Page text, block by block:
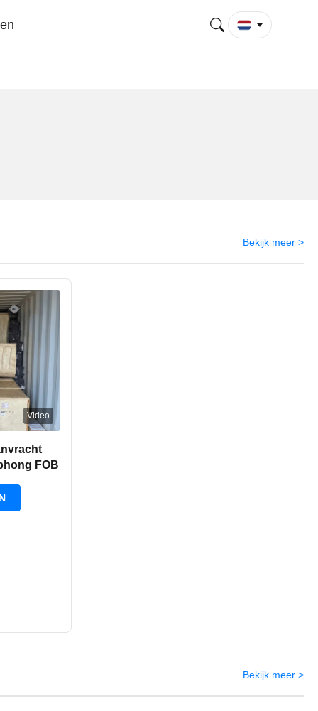
Bekijk meer >
Video
FOB
Bekijk meer >